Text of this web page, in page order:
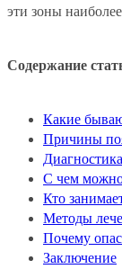
эти зоны
Содержание
Какие
Причины
Диагностика
С чем можно
Кто
Методы
Почему
Заключение